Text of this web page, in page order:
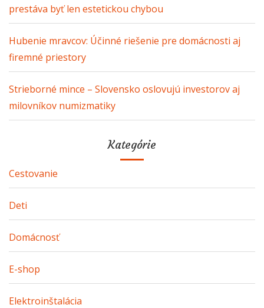
prestáva byť len estetickou chybou
Hubenie mravcov: Účinné riešenie pre domácnosti aj
firemné priestory
Strieborné mince – Slovensko oslovujú investorov aj
milovníkov numizmatiky
Kategórie
Cestovanie
Deti
Domácnosť
E-shop
Elektroinštalácia